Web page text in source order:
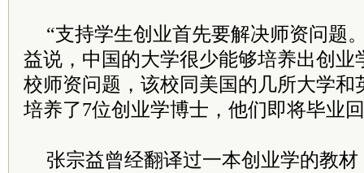
“支持学生创业首先要解决师资问题
益说，中国的大学很少能够培养出创业
校师资问题，该校同美国的几所大学和
培养了7位创业学博士，他们即将毕业
张宗益曾经翻译过一本创业学的教